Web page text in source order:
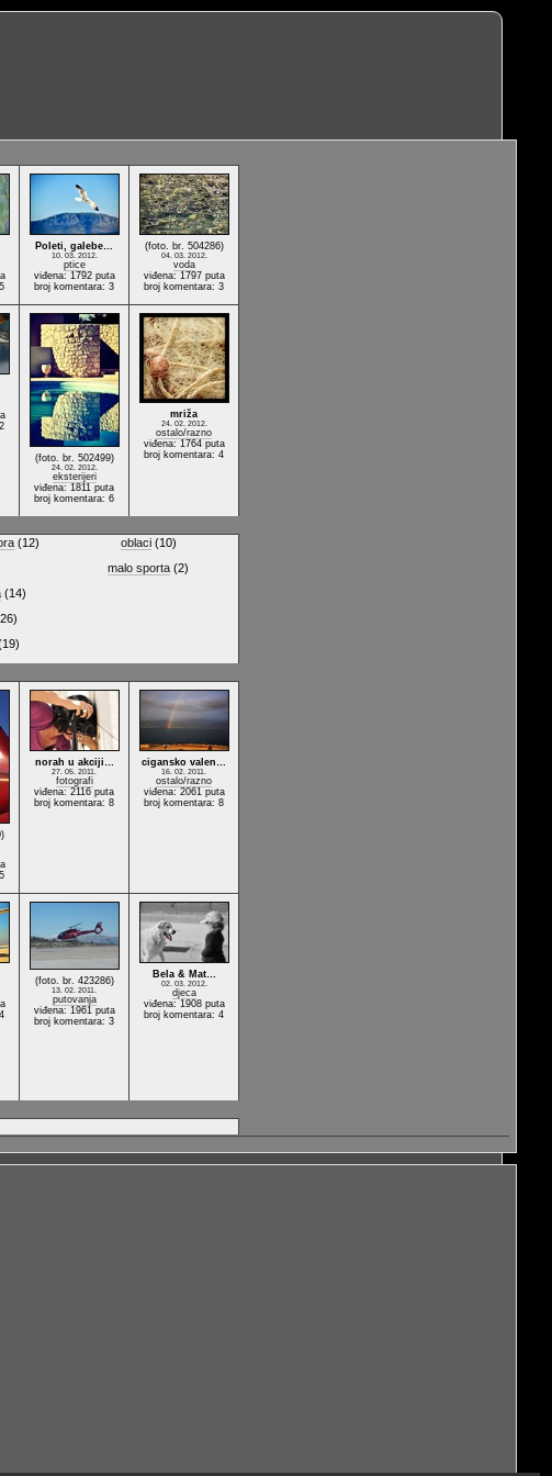
Poleti, galebe…
10. 03. 2012.
ptice
viđena: 1792 puta
broj komentara: 3
(foto. br. 504286)
04. 03. 2012.
voda
viđena: 1797 puta
broj komentara: 3
(foto. br. 502499)
24. 02. 2012.
eksterijeri
viđena: 1811 puta
broj komentara: 6
mriža
24. 02. 2012.
ostalo/razno
viđena: 1764 puta
broj komentara: 4
(12)
(14)
oblaci(10)
malo sporta (2)
norah u akciji…
27. 05. 2011.
fotografi
viđena: 2116 puta
broj komentara: 8
cigansko valen…
16. 02. 2011.
ostalo/razno
viđena: 2061 puta
broj komentara: 8
(foto. br. 423286)
13. 02. 2011.
putovanja
viđena: 1961 puta
broj komentara: 3
Bela & Mat…
02. 03. 2012.
djeca
viđena: 1908 puta
broj komentara: 4